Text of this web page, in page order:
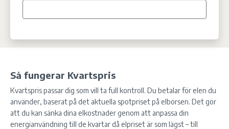
Så fungerar Kvartspris
Kvartspris passar dig som vill ta full kontroll. Du betalar för elen du
använder, baserat på det aktuella spotpriset på elbörsen. Det gör
att du kan sänka dina elkostnader genom att anpassa din
energianvändning till de kvartar då elpriset är som lägst – till